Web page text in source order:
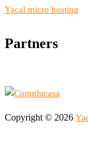
Yacal micro hosting
Partners
Copyright © 2026